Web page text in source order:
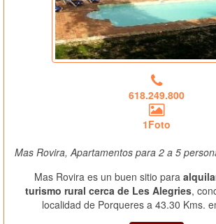
618.249.800
1Foto
Mas Rovira, Apartamentos para 2 a 5
Mas Rovira es un buen sitio para
turismo rural cerca de Les Alegries,
localidad de Porqueres a 43.30 Kms.